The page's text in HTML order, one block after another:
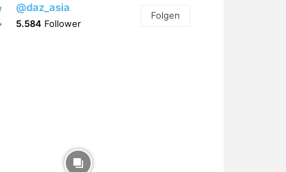
@daz_asia
5.584 Follower
Folgen